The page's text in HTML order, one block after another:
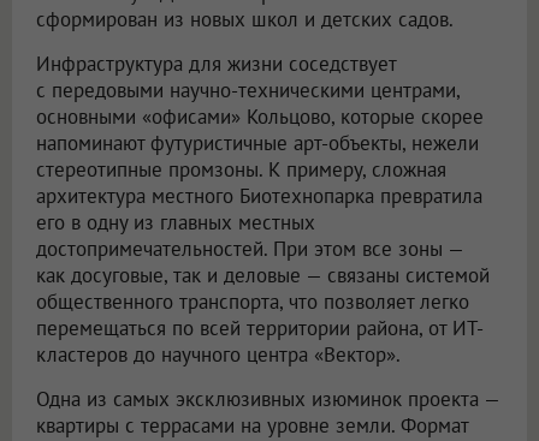
сформирован из новых школ и детских садов.
Инфраструктура для жизни соседствует
с передовыми научно-техническими центрами,
основными «офисами» Кольцово, которые скорее
напоминают футуристичные арт-объекты, нежели
стереотипные промзоны. К примеру, сложная
архитектура местного Биотехнопарка превратила
его в одну из главных местных
достопримечательностей. При этом все зоны —
как досуговые, так и деловые — связаны системой
общественного транспорта, что позволяет легко
перемещаться по всей территории района, от ИТ-
кластеров до научного центра «Вектор».
Одна из самых эксклюзивных изюминок проекта —
квартиры с террасами на уровне земли. Формат